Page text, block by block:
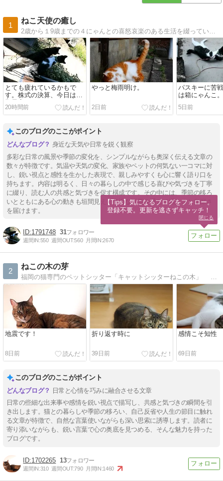
1
ねこ天使の癒し
とても疲れているかもで
す。株式の決算、今日は今
期最高でした…。
20時間前
やっと梅雨明け。
2日前
パスキーに苦
は箱にゃんこ。
5日前
このブログのここがポイント
身近な天気や日常を鋭く観察
多彩な日常の風景や季節の変化を、シンプルながらも奥深く伝える文章の
数々が特徴です。気温や天気の変化、家族やペットの何気ない一コマに対
し、鋭い視点と感性を生かした表現で、親しみやすくも心に響く語り口を
持ちます。内容は明るく、日々の暮らしの中で感じる喜びや気づきを丁寧
に綴り、読む人の共感と気づきを促す構成です。その中には、季節の移ろ
いとともにある心の動きも垣間見え、身近な話題を通じて温かさと奥深さ
を届けます。
1791748 31
週間IN:550 週間OUT:560 月間IN:2670
2
ねこの木の芽
福岡の猫専門のペットシッター「キャットシッターねこの木」 シッターの暮らしと、猫と、思うこと。
地震です！
8日前
折り返す時に
39日前
感情こそ知性
69日前
このブログのここがポイント
日常と心情を巧みに融合させる文章
日常の些細な出来事や感情を鋭い視点で描写し、共感と気づきの瞬間を引
き出します。猫との暮らしや季節の移ろい、自己反省や人生の節目に触れ
る文章が特徴で、自然な言葉使いながらも深い思索に誘導します。読者に
寄り添いながらも、鋭い言葉で心の奥底を見つめる、そんな魅力を持った
ブログです。
1702265 13
週間IN:310 週間OUT:790 月間IN:1460
【Tips】気になるブログをフォロー。
登録不要。更新を逃さずキャッチ！
閉じる